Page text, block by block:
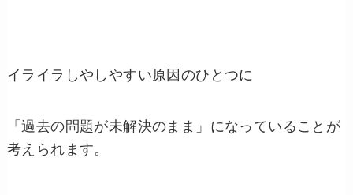
イライラしやしやすい原因のひとつに
「過去の問題が未解決のまま」になっていることが
考えられます。